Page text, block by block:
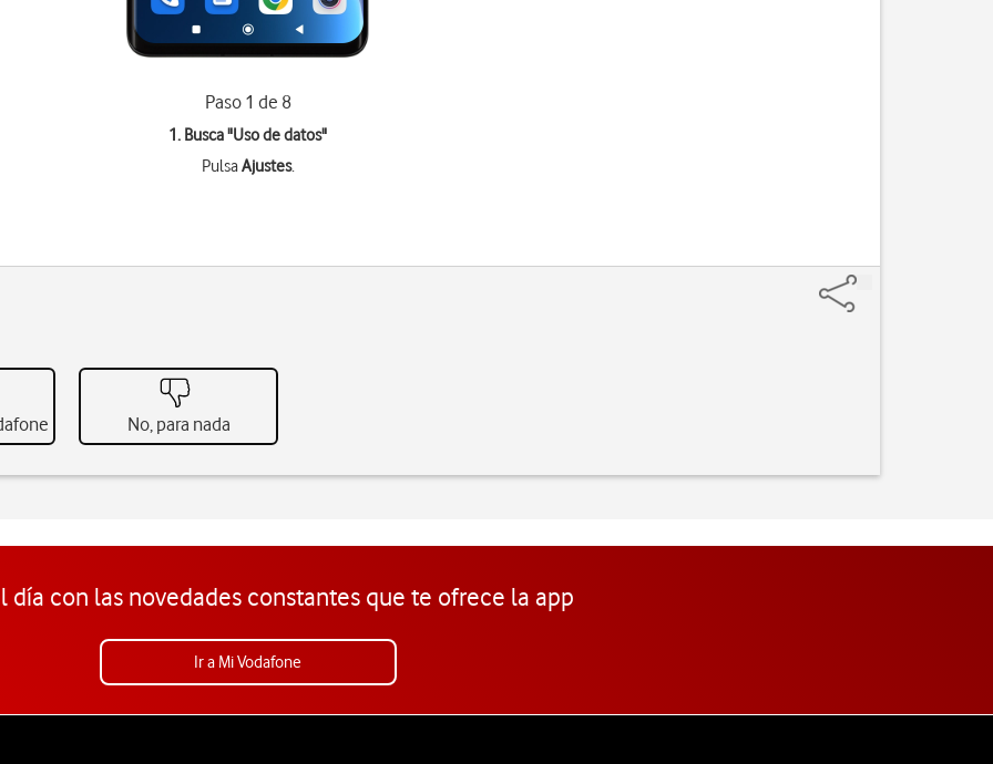
Paso 1 de 8
1. Busca "Uso de datos"
PulsaAjustes.
No, para nada
día con las novedades constantes que te ofrece la app
Ir a Mi Vodafone